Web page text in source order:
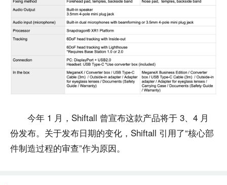
今年 1 月，Shiftall 曾宣布这款产品将于 3、4 月
份发布。关于发布日期的变化，Shiftall 引用了“核心部
件制造过程的审查”作为原因。